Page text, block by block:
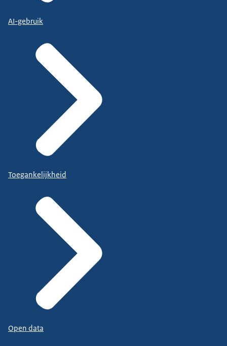
AI-gebruik
Toegankelijkheid
Open data